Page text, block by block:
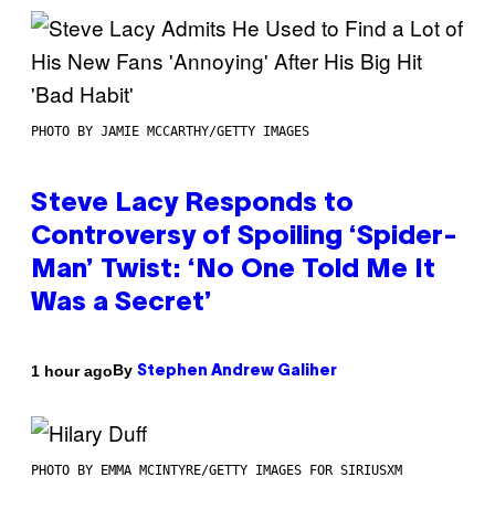
PHOTO BY JAMIE MCCARTHY/GETTY IMAGES
Steve Lacy Responds to
Controversy of Spoiling ‘Spider-
Man’ Twist: ‘No One Told Me It
Was a Secret’
1 hour agoBy Stephen Andrew Galiher
PHOTO BY EMMA MCINTYRE/GETTY IMAGES FOR SIRIUSXM